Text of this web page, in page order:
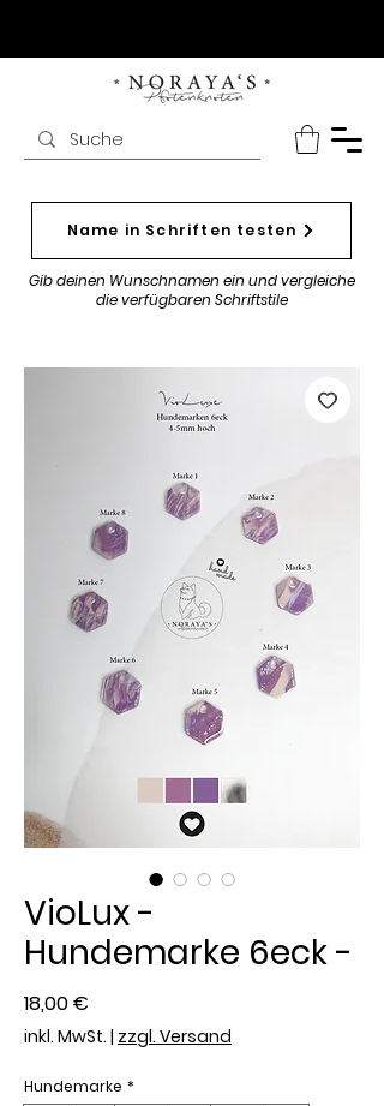
Name in Schriften testen
Gib deinen Wunschnamen ein und vergleiche
die verfügbaren Schriftstile
VioLux -
Hundemarke 6eck -
18,00 €
inkl. MwSt. | zzgl. Versand
Hundemarke *